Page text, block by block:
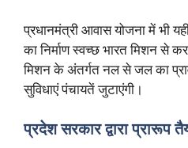
प्रधानमंत्री आवास योजना में भी
का निर्माण स्वच्छ भारत मिशन से
मिशन के अंतर्गत नल से जल का
सुविधाएं पंचायतें जुटाएंगी।
प्रदेश सरकार द्वारा प्रारूप